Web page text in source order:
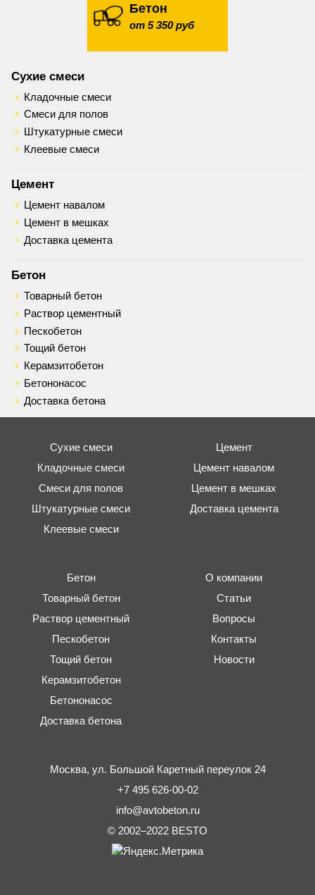
Бетон
от 5 350 руб
Сухие смеси
Кладочные смеси
Смеси для полов
Штукатурные смеси
Клеевые смеси
Цемент
Цемент навалом
Цемент в мешках
Доставка цемента
Бетон
Товарный бетон
Раствор цементный
Пескобетон
Тощий бетон
Керамзитобетон
Бетононасос
Доставка бетона
Сухие смеси
Кладочные смеси
Смеси для полов
Штукатурные смеси
Клеевые смеси
Цемент
Цемент навалом
Цемент в мешках
Доставка цемента
Бетон
Товарный бетон
Раствор цементный
Пескобетон
Тощий бетон
Керамзитобетон
Бетононасос
Доставка бетона
О компании
Статьи
Вопросы
Контакты
Новости
Москва, ул. Большой Каретный переулок 24
+7 495 626-00-02
info@avtobeton.ru
© 2002–2022 BESTO